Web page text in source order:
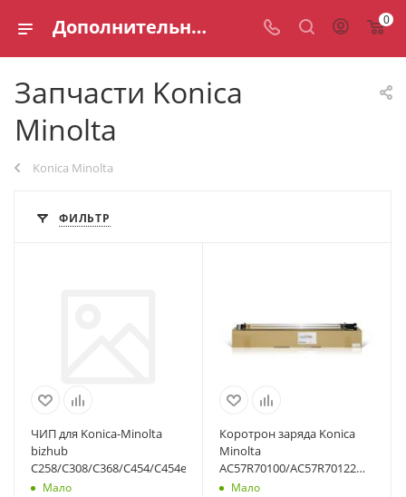
Дополнительное оборудование Konica Minolta 0
Запчасти Konica
Minolta
Konica Minolta
ФИЛЬТР
ЧИП для Konica-Minolta
bizhub
C258/C308/C368/C454/C454e/C554/C554e/C458/C558/C658/C250i/
Мало
Коротрон заряда Konica
Minolta
AC57R70100/AC57R70122
для AccurioPress C4065
Мало